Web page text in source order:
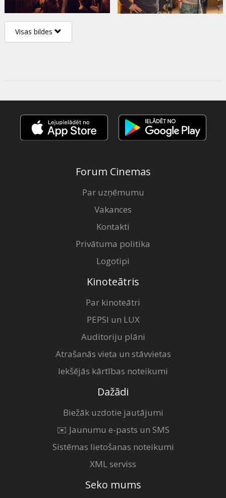
Visas bildes
Forum Cinemas
Par uzņēmumu
Vakances
Kontakti
Privātuma politika
Logotipi
Kinoteātris
Par kinoteātri
PEPSI un LUX
Auditoriju plāni
Atrašanās vieta un stāvvietas
Iekšējās kārtības noteikumi
Dažādi
Biežāk uzdotie jautājumi
✉️ Jaunumu e-pasts un SMS
Sistēmas lietošanas noteikumi
XML serviss
Seko mums